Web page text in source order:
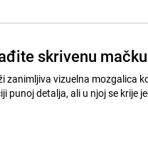
skrivenu
zanimljiva vizuelna mozgalica
punoj detalja, ali u njoj se krije